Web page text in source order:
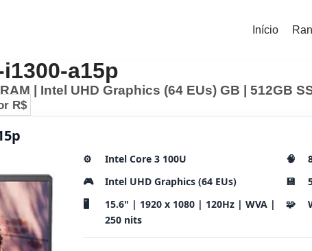
Início
a15p
| Intel UHD Graphics (64 EUs) GB | 512GB
R$
⚙️ Intel Core 3 100U 🧠
🎮
Intel UHD Graphics (64 EUs) 💾
🖥️
15.6" | 1920 x 1080 | 120Hz | WVA |
250 nits
🧩